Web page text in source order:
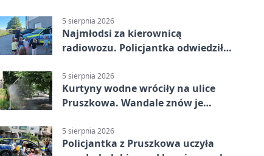
5 sierpnia 2026
Najmłodsi za kierownicą
radiowozu. Policjantka odwiedziła
5 sierpnia 2026
Kurtyny wodne wróciły na ulice
Pruszkowa. Wandale znów je
5 sierpnia 2026
Policjantka z Pruszkowa uczyła